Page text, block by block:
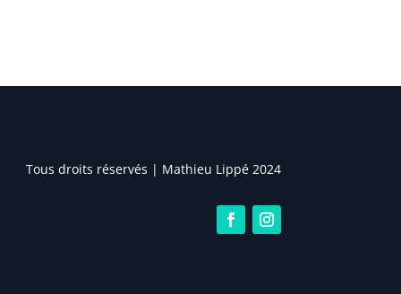
Tous droits réservés | Mathieu Lippé 2024